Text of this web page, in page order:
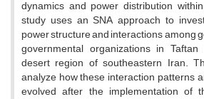
dynamics and power distribution
study uses an SNA approach to
power structure and interactions among
governmental organizations in
desert region of southeastern Iran.
analyze how these interaction patterns
evolved after the implementation of